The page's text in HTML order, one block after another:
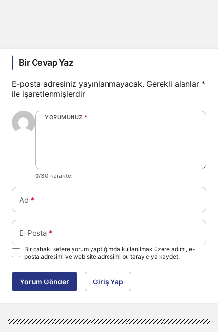
Bir Cevap Yaz
E-posta adresiniz yayınlanmayacak. Gerekli alanlar *
ile işaretlenmişlerdir
YORUMUNUZ *
0/30 karakter
Ad *
E-Posta *
Bir dahaki sefere yorum yaptığımda kullanılmak üzere adımı, e-
posta adresimi ve web site adresimi bu tarayıcıya kaydet.
Yorum Gönder Giriş Yap